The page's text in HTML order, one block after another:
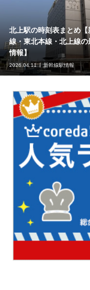
北上駅の時刻表まとめ【
線・東北本線・北上線の
情報】
2026.04.11 新幹線駅情報